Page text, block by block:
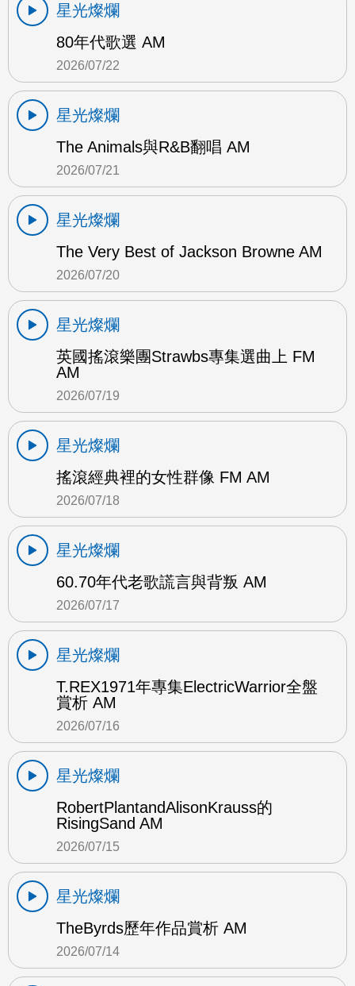
星光燦爛
80年代歌選 AM
2026/07/22
星光燦爛
The Animals與R&B翻唱 AM
2026/07/21
星光燦爛
The Very Best of Jackson Browne AM
2026/07/20
星光燦爛
英國搖滾樂團Strawbs專集選曲上 FM
AM
2026/07/19
星光燦爛
搖滾經典裡的女性群像 FM AM
2026/07/18
星光燦爛
60.70年代老歌謊言與背叛 AM
2026/07/17
星光燦爛
T.REX1971年專集ElectricWarrior全盤
賞析 AM
2026/07/16
星光燦爛
RobertPlantandAlisonKrauss的
RisingSand AM
2026/07/15
星光燦爛
TheByrds歷年作品賞析 AM
2026/07/14